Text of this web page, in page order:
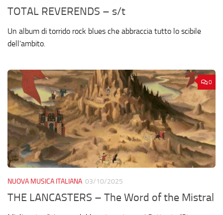
TOTAL REVERENDS – s/t
Un album di torrido rock blues che abbraccia tutto lo scibile
dell’ambito.
0
NUOVA MUSICA ITALIANA 03/10/2025
THE LANCASTERS – The Word of the Mistral